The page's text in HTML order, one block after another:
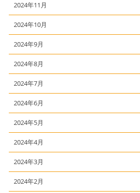
2024年11月
2024年10月
2024年9月
2024年8月
2024年7月
2024年6月
2024年5月
2024年4月
2024年3月
2024年2月